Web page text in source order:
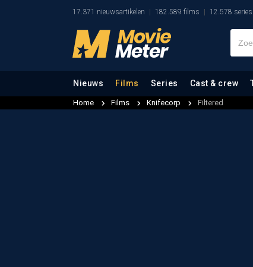
17.371 nieuwsartikelen 182.589 films 12.578 series
Nieuws Films Series Cast & crew
Home Films Knifecorp Filtered